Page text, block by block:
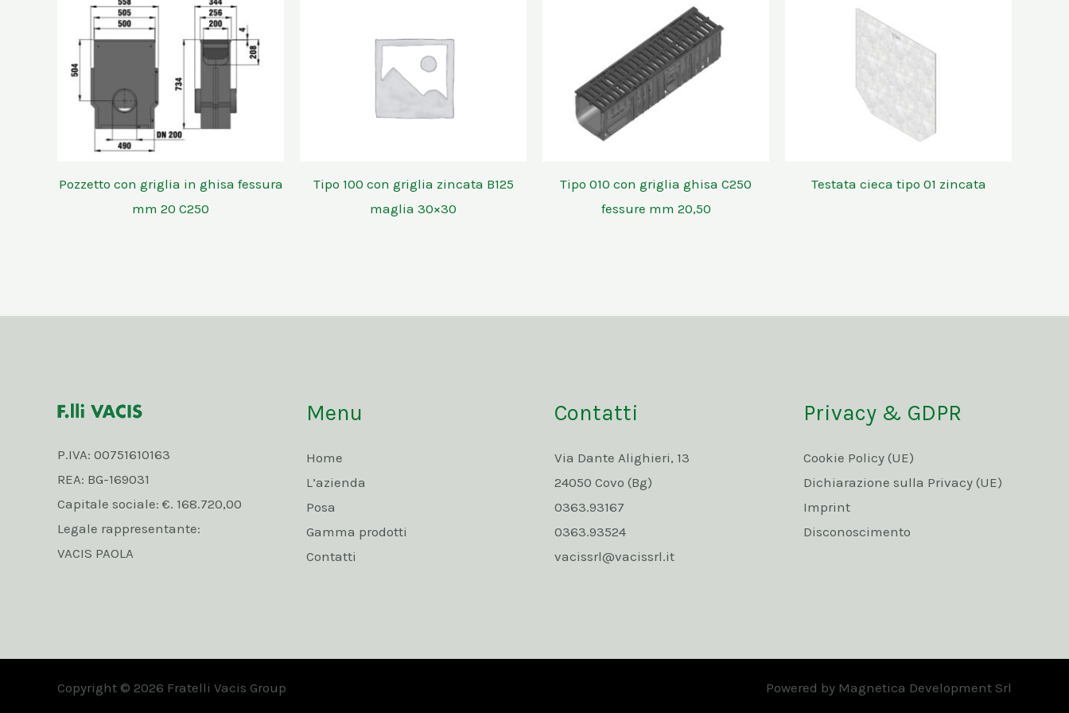
Pozzetto con griglia in ghisa fessura
mm 20 C250
Tipo 100 con griglia zincata B125
maglia 30×30
Tipo 010 con griglia ghisa C250
fessure mm 20,50
Testata cieca tipo 01 zincata
P.IVA: 00751610163
REA: BG-169031
Capitale sociale: €. 168.720,00
Legale rappresentante:
VACIS PAOLA
Menu
Home
L’azienda
Posa
Gamma prodotti
Contatti
Contatti
Via Dante Alighieri, 13
24050 Covo (Bg)
0363.93167
0363.93524
vacissrl@vacissrl.it
Privacy & GDPR
Cookie Policy (UE)
Dichiarazione sulla Privacy (UE)
Imprint
Disconoscimento
Copyright © 2026 Fratelli Vacis Group Powered by Magnetica Development Srl